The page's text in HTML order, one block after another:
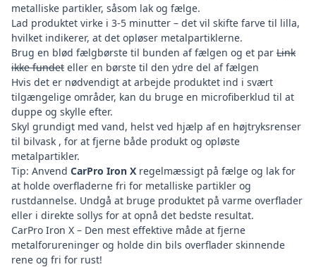
metalliske partikler, såsom lak og fælge.
Lad produktet virke i 3-5 minutter – det vil skifte farve til lilla,
hvilket indikerer, at det opløser metalpartiklerne.
Brug en blød fælgbørste til bunden af fælgen og et par Link
ikke fundet eller en børste til den ydre del af fælgen
Hvis det er nødvendigt at arbejde produktet ind i svært
tilgængelige områder, kan du bruge en microfiberklud til at
duppe og skylle efter.
Skyl grundigt med vand, helst ved hjælp af en højtryksrenser
til bilvask , for at fjerne både produkt og opløste
metalpartikler.
Tip: Anvend CarPro Iron X regelmæssigt på fælge og lak for
at holde overfladerne fri for metalliske partikler og
rustdannelse. Undgå at bruge produktet på varme overflader
eller i direkte sollys for at opnå det bedste resultat.
CarPro Iron X – Den mest effektive måde at fjerne
metalforureninger og holde din bils overflader skinnende
rene og fri for rust!